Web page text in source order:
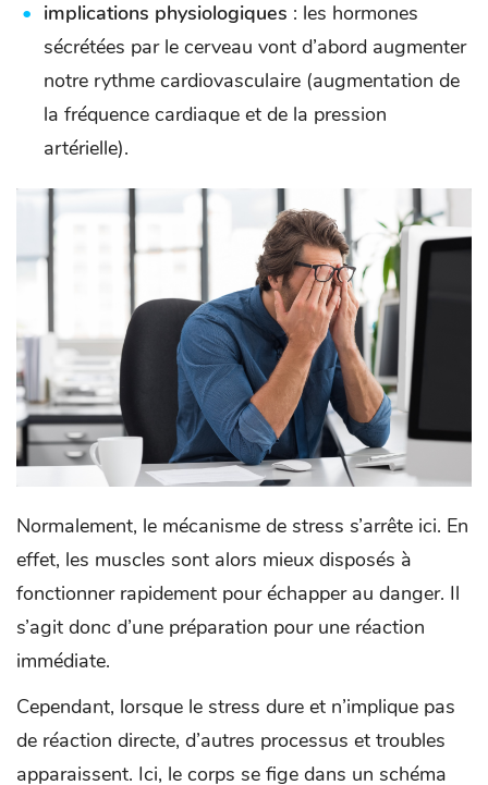
implications physiologiques : les hormones
sécrétées par le cerveau vont d’abord augmenter
notre rythme cardiovasculaire (augmentation de
la fréquence cardiaque et de la pression
artérielle).
Normalement, le mécanisme de stress s’arrête ici. En
effet, les muscles sont alors mieux disposés à
fonctionner rapidement pour échapper au danger. Il
s’agit donc d’une préparation pour une réaction
immédiate.
Cependant, lorsque le stress dure et n’implique pas
de réaction directe, d’autres processus et troubles
apparaissent. Ici, le corps se fige dans un schéma